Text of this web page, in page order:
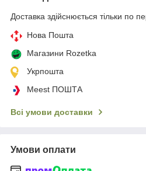
Доставка здійснюється тільки по
Нова Пошта
Магазини Rozetka
Укрпошта
Meest ПОШТА
Всі умови доставки
Умови оплати